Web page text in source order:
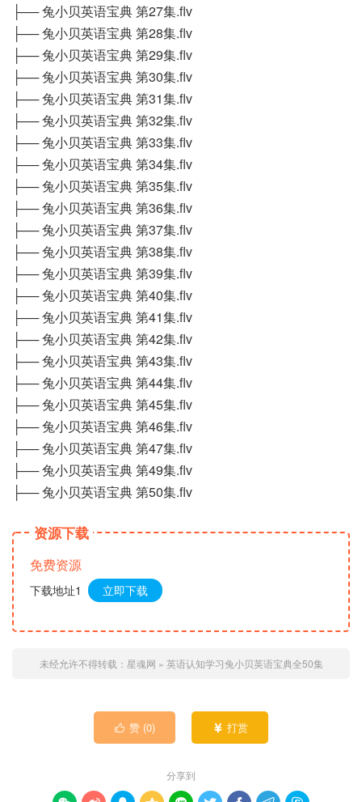
├── 兔小贝英语宝典 第27集.flv
├── 兔小贝英语宝典 第28集.flv
├── 兔小贝英语宝典 第29集.flv
├── 兔小贝英语宝典 第30集.flv
├── 兔小贝英语宝典 第31集.flv
├── 兔小贝英语宝典 第32集.flv
├── 兔小贝英语宝典 第33集.flv
├── 兔小贝英语宝典 第34集.flv
├── 兔小贝英语宝典 第35集.flv
├── 兔小贝英语宝典 第36集.flv
├── 兔小贝英语宝典 第37集.flv
├── 兔小贝英语宝典 第38集.flv
├── 兔小贝英语宝典 第39集.flv
├── 兔小贝英语宝典 第40集.flv
├── 兔小贝英语宝典 第41集.flv
├── 兔小贝英语宝典 第42集.flv
├── 兔小贝英语宝典 第43集.flv
├── 兔小贝英语宝典 第44集.flv
├── 兔小贝英语宝典 第45集.flv
├── 兔小贝英语宝典 第46集.flv
├── 兔小贝英语宝典 第47集.flv
├── 兔小贝英语宝典 第49集.flv
├── 兔小贝英语宝典 第50集.flv
资源下载
免费资源
下载地址1 立即下载
未经允许不得转载： 星魂网 » 英语认知学习兔小贝英语宝典全50集
 赞 (0)  打赏
分享到